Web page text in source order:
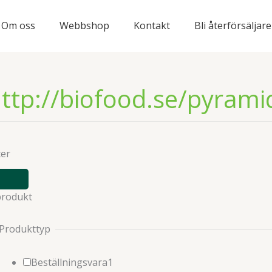
Om oss Webbshop Kontakt Bli återförsäljare
biofood.se/
ELLER
DÖLJ
Produkttyp
Beställningsvara1